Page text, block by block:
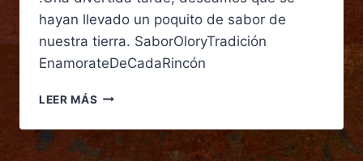
hayan llevado un poquito de sabor de
nuestra tierra. SaborOloryTradición
EnamorateDeCadaRincón
LEER MÁS